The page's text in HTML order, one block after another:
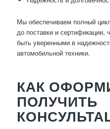
Мы обеспечиваем полный
до поставки и сертификации,
быть уверенными в
автомобильной техники.
КАК
ПОЛУЧИТЬ